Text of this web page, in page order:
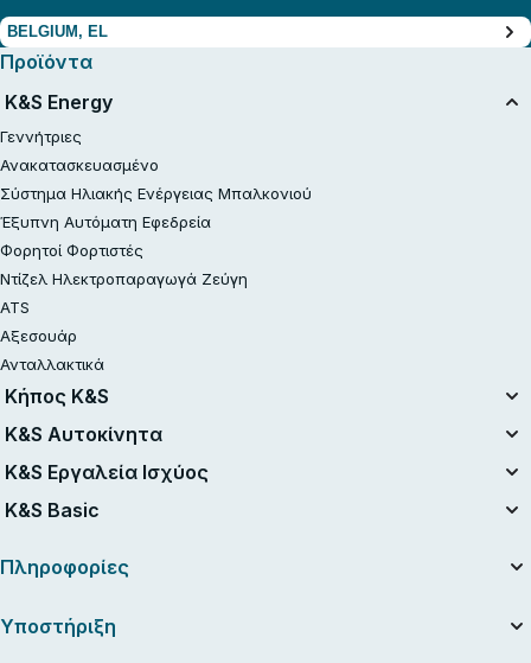
BELGIUM, EL
Προϊόντα
K&S Energy
Γεννήτριες
Ανακατασκευασμένο
Σύστημα Ηλιακής Ενέργειας Μπαλκονιού
Έξυπνη Αυτόματη Εφεδρεία
Φορητοί Φορτιστές
Ντίζελ Ηλεκτροπαραγωγά Ζεύγη
ATS
Αξεσουάρ
Ανταλλακτικά
Κήπος K&S
Ενοποιημένο Σύστημα Μπαταριών
Ανακατασκευασμένο
Αλυσοπρίονα
Χλοοκοπτικά
Ψαλίδια Μπορντούρας
K&S Αυτοκίνητα
Αεροσυμπιεστές
K&S Εργαλεία Ισχύος
Ηλεκτρικά Εργαλεία
K&S Basic
Γεννήτριες Inverter K&S Basic
Πληροφορίες
Χρήσιμα άρθρα
Υποστήριξη